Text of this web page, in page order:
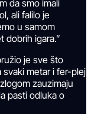
da smo imali
ali falilo je
u samom
dobrih igara.”
je sve što
metar i fer-plej
zauzimaju
pasti odluka o